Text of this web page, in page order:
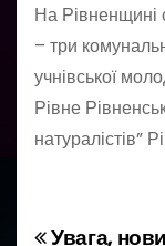
На Рівненщині
– три
учнівської
Рівне
натуралістів”
Увага,